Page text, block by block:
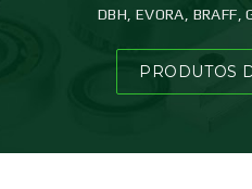
DBH, EVORA, BRAFF,
PRODUTOS